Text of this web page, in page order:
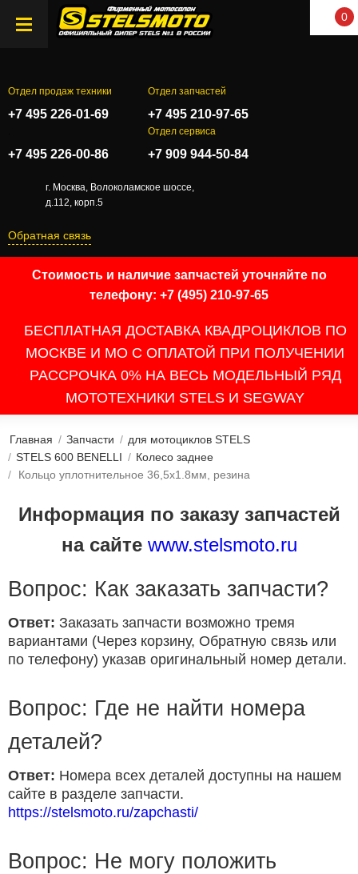
0
Отдел продаж техники
+7 495 226-01-69
Отдел запчастей
+7 495 210-97-65
+7 495 226-00-86
Отдел сервиса
+7 909 944-50-84
г. Москва, Волоколамское шоссе,
д.112, корп.5
Обратная связь
Стоимость и наличие запчастей уточняйте по
телефону: +7 (495) 210-97-65
БЕСПЛАТНАЯ ДОСТАВКА КВАДРОЦИКЛОВ ПО
МОСКВЕ И МО С ОПЛАТОЙ ПРИ ПОЛУЧЕНИИ
РАССРОЧКА 0% НА ВЕСЬ МОДЕЛЬНЫЙ РЯД
МОТОТЕХНИКИ STELS И SEGWAY
Главная / Запчасти / для мотоциклов STELS
/ STELS 600 BENELLI / Колесо заднее
/
Кольцо уплотнительное 36,5x1.8мм, резина
Информация по заказу запчастей
на сайте www.stelsmoto.ru
Вопрос: Как заказать запчасти?
Ответ: Заказать запчасти возможно тремя
вариантами (Через корзину, Обратную связь или
по телефону) указав оригинальный номер детали.
Вопрос: Где не найти номера
деталей?
Ответ: Номера всех деталей доступны на нашем
сайте в разделе запчасти.
https://stelsmoto.ru/zapchasti/
Вопрос: Не могу положить